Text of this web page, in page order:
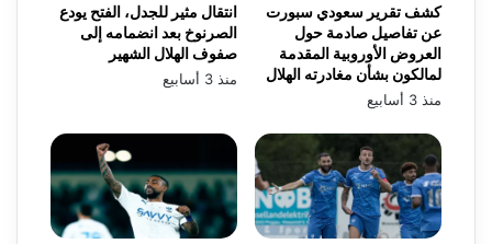
انتقال مثير للجدل، الفتح يودع
الصرنوخ بعد انضمامه إلى
صفوف الهلال الشهير
منذ 3 أسابيع
كشف تقرير سعودي سبورت
عن تفاصيل صادمة حول
العروض الأوروبية المقدمة
لمالكون بشأن مغادرته الهلال
منذ 3 أسابيع